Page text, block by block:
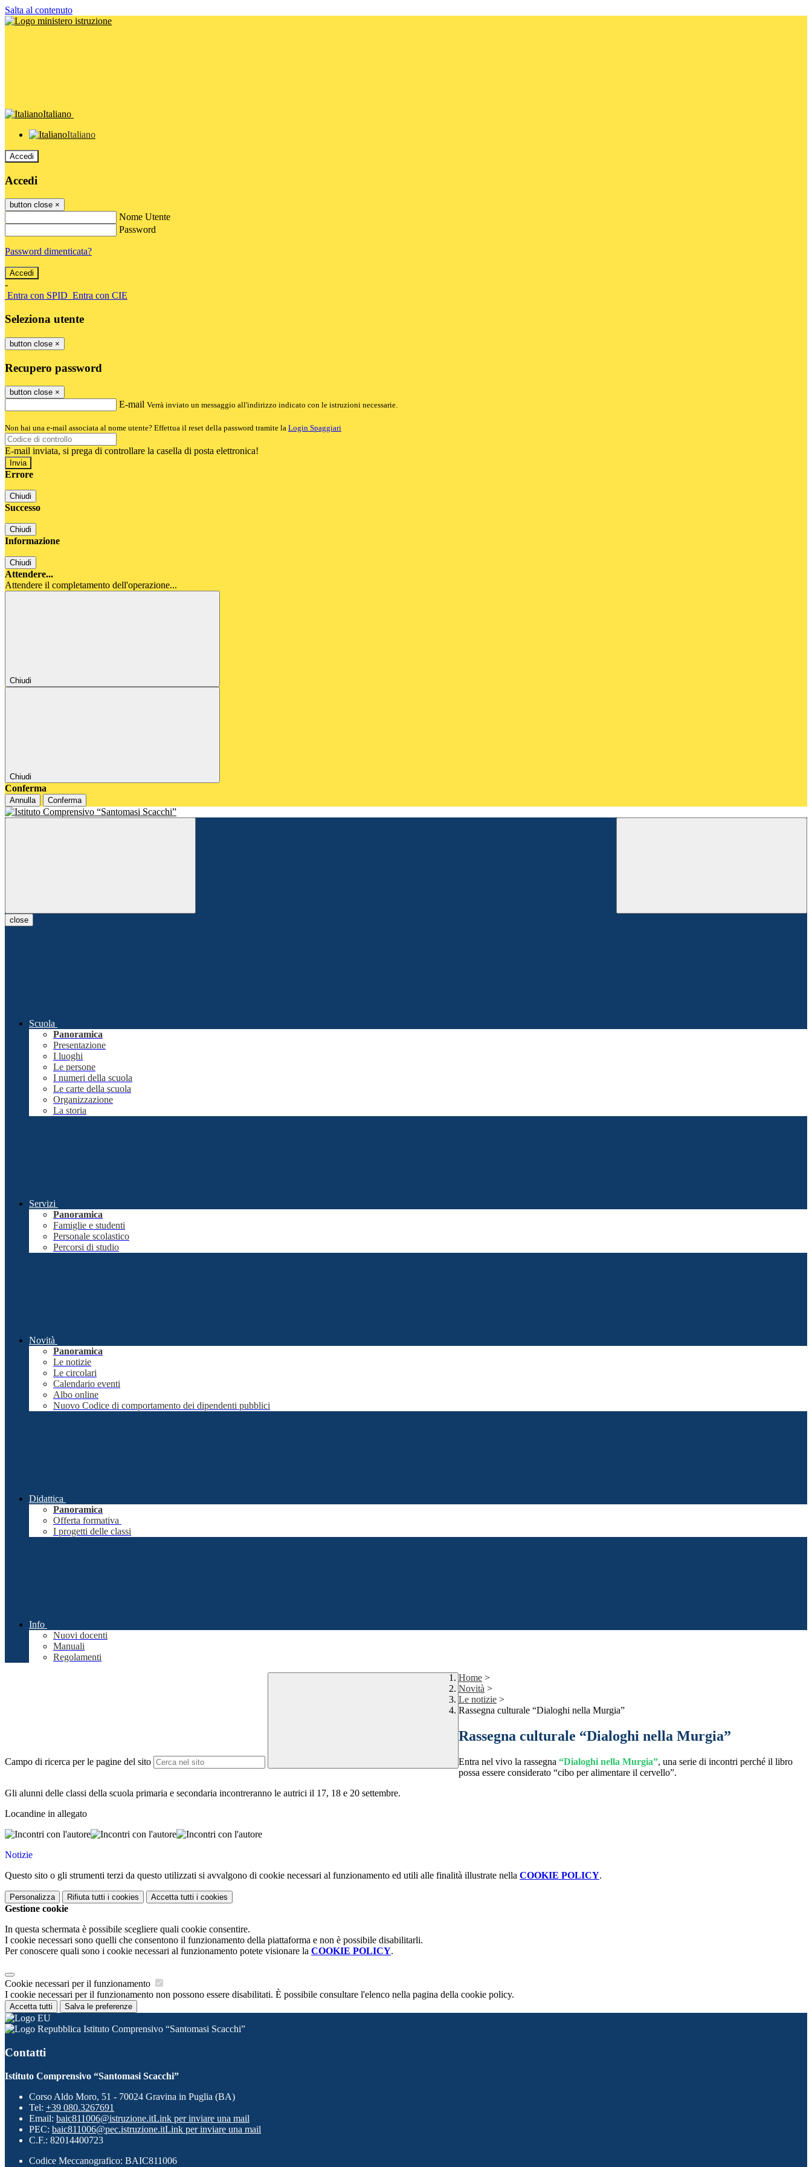
Salta al contenuto
Italiano
Italiano
Accedi
Accedi
button close ×
Nome Utente
Password
Password dimenticata?
-
Entra con SPID Entra con CIE
Seleziona utente
button close ×
Recupero password
button close ×
E-mail Verrà inviato un messaggio all'indirizzo indicato con le istruzioni necessarie.
Non hai una e-mail associata al nome utente? Effettua il reset della password tramite la Login Spaggiari
E-mail inviata, si prega di controllare la casella di posta elettronica!
Errore
Chiudi
Successo
Chiudi
Informazione
Chiudi
Attendere...
Attendere il completamento dell'operazione...
Chiudi
Chiudi
Conferma
Annulla Conferma
close
Scuola
Panoramica
Presentazione
I luoghi
Le persone
I numeri della scuola
Le carte della scuola
Organizzazione
La storia
Servizi
Panoramica
Famiglie e studenti
Personale scolastico
Percorsi di studio
Novità
Panoramica
Le notizie
Le circolari
Calendario eventi
Albo online
Nuovo Codice di comportamento dei dipendenti pubblici
Didattica
Panoramica
Offerta formativa
I progetti delle classi
Info
Nuovi docenti
Manuali
Regolamenti
Campo di ricerca per le pagine del sito
Home >
Novità >
Le notizie >
Rassegna culturale “Dialoghi nella Murgia”
Rassegna culturale “Dialoghi nella Murgia”
Entra nel vivo la rassegna “Dialoghi nella Murgia”, una serie di incontri perché il libro
possa essere considerato “cibo per alimentare il cervello”.
Gli alunni delle classi della scuola primaria e secondaria incontreranno le autrici il 17, 18 e 20 settembre.
Locandine in allegato
Notizie
Questo sito o gli strumenti terzi da questo utilizzati si avvalgono di cookie necessari al funzionamento ed utili alle finalità illustrate nella COOKIE POLICY.
Personalizza Rifiuta tutti i cookies Accetta tutti i cookies
Gestione cookie
In questa schermata è possibile scegliere quali cookie consentire.
I cookie necessari sono quelli che consentono il funzionamento della piattaforma e non è possibile disabilitarli.
Per conoscere quali sono i cookie necessari al funzionamento potete visionare la COOKIE POLICY.
Cookie necessari per il funzionamento
I cookie necessari per il funzionamento non possono essere disabilitati. È possibile consultare l'elenco nella pagina della cookie policy.
Accetta tutti Salva le preferenze
Istituto Comprensivo “Santomasi Scacchi”
Contatti
Istituto Comprensivo “Santomasi Scacchi”
Corso Aldo Moro, 51 - 70024 Gravina in Puglia (BA)
Tel: +39 080.3267691
Email: baic811006@istruzione.itLink per inviare una mail
PEC: baic811006@pec.istruzione.itLink per inviare una mail
C.F.: 82014400723
Codice Meccanografico: BAIC811006